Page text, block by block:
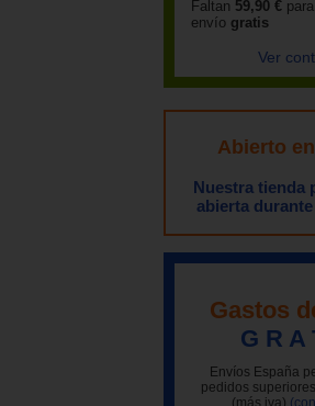
Faltan 59,90 €
envío gratis
Ver
Abierto
Nuestra tienda
abierta
Gastos
G R A
Envíos España
pedidos
(más iva)